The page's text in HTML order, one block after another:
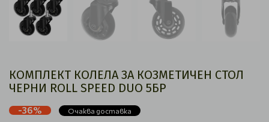
КОМПЛЕКТ КОЛЕЛА ЗА КОЗМЕТИЧЕН СТОЛ
ЧЕРНИ ROLL SPEED ​​​​DUO 5БР
-36% Очаква доставка